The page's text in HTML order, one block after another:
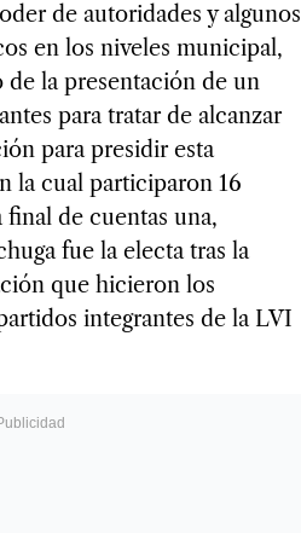
de autoridades y algunos
en los niveles municipal,
la presentación de un
para tratar de alcanzar
para presidir esta
la cual participaron 16
final de cuentas una,
fue la electa tras la
que hicieron los
integrantes de la LVI